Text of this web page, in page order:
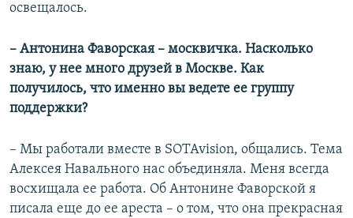
освещалось.
– Антонина Фаворская – москвичка. Насколько
знаю, у нее много друзей в Москве. Как
получилось, что именно вы ведете ее группу
поддержки?
– Мы работали вместе в SOTAvision, общались. Тема
Алексея Навального нас объединяла. Меня всегда
восхищала ее работа. Об Антонине Фаворской я
писала еще до ее ареста – о том, что она прекрасная